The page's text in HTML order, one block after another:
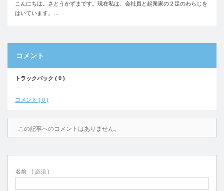
こんにちは。さとうかずまです。現在私は、会社員と起業家の２足のわらじを
はいています。…
コメント
トラックバック ( 0 )
コメント ( 0 )
この記事へのコメントはありません。
名前 ( 必須 )